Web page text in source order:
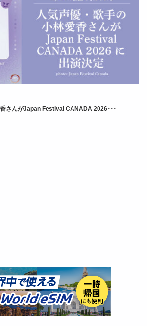
さんがJapan Festival CANADA 2026･･･